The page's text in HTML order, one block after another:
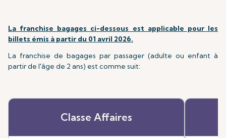
La franchise bagages ci-dessous est applicable pour les
billets émis à partir du 01 avril 2026.
La franchise de bagages par passager (adulte ou enfant à
partir de l'âge de 2 ans) est comme suit:
Classe Affaires